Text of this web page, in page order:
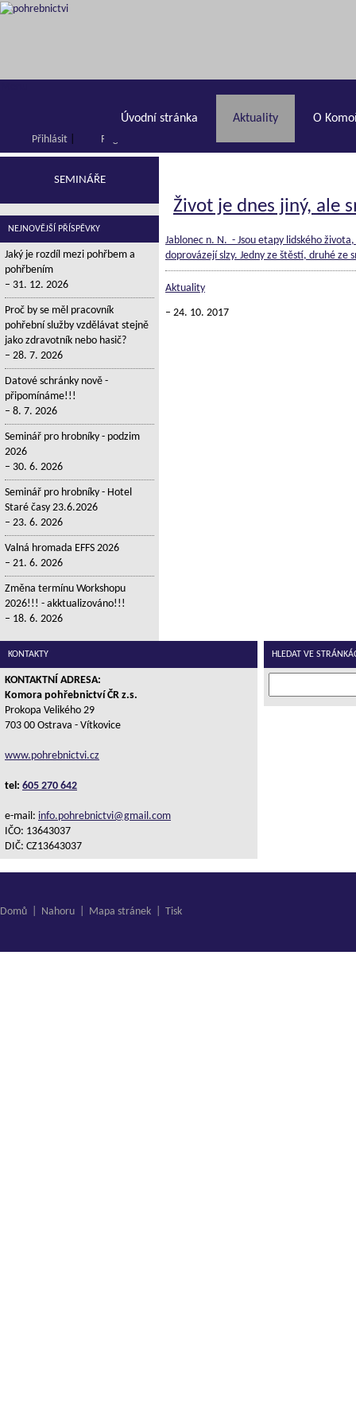
Úvodní stránka Aktuality O
Přihlásit Registrace
Život je dnes jiný, ale
Jablonec n. N. - Jsou etapy lidského
doprovázejí slzy. Jedny ze štěstí, druhé ze
Aktuality
24. 10. 2017
SEMINÁŘE
NEJNOVĚJŠÍ PŘÍSPĚVKY
Jaký je rozdíl mezi pohřbem a
pohřbením
31. 12. 2026
Proč by se měl pracovník
pohřební služby vzdělávat stejně
jako zdravotník nebo hasič?
28. 7. 2026
Datové schránky nově -
připomínáme!!!
8. 7. 2026
Seminář pro hrobníky - podzim
2026
30. 6. 2026
Seminář pro hrobníky - Hotel
Staré časy 23.6.2026
23. 6. 2026
Valná hromada EFFS 2026
21. 6. 2026
Změna termínu Workshopu
2026!!! - akktualizováno!!!
18. 6. 2026
KONTAKTY
KONTAKTNÍ ADRESA:
Komora pohřebnictví ČR z.s.
Prokopa Velikého 29
703 00 Ostrava - Vítkovice
www.pohrebnictvi.cz
tel: 605 270 642
e-mail: info.pohrebnictvi@gmail.com
IČO: 13643037
DIČ: CZ13643037
HLEDAT VE
Domů Nahoru Mapa stránek Tisk